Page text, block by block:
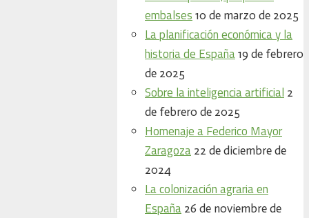
embalses 10 de marzo de 2025
La planificación económica y la
historia de España 19 de febrero
de 2025
Sobre la inteligencia artificial 2
de febrero de 2025
Homenaje a Federico Mayor
Zaragoza 22 de diciembre de
2024
La colonización agraria en
España 26 de noviembre de